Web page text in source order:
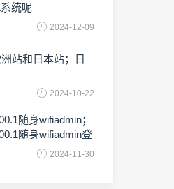
统呢
2024-12-09
站和日本站；日
2024-10-22
随身wifiadmin；
随身wifiadmin登
2024-11-30